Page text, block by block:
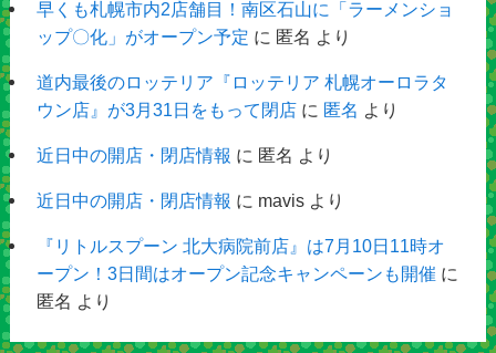
早くも札幌市内2店舗目！南区石山に「ラーメンショ
ップ〇化」がオープン予定 に 匿名 より
道内最後のロッテリア『ロッテリア 札幌オーロラタ
ウン店』が3月31日をもって閉店に 匿名 より
近日中の開店・閉店情報 に 匿名 より
近日中の開店・閉店情報 に mavisより
『リトルスプーン 北大病院前店』は7月10日11時オ
ープン！3日間はオープン記念キャンペーンも開催 に
匿名 より